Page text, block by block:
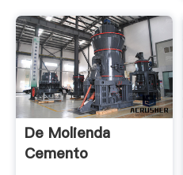
De Molienda
Cemento